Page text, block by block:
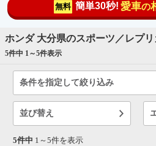
無料 簡単30秒! 愛車の
ホンダ 大分県のスポーツ／レプ
5件中 1～5件表示
条件を指定して絞り込み
並び替え
5件中 1～ 5件を表示